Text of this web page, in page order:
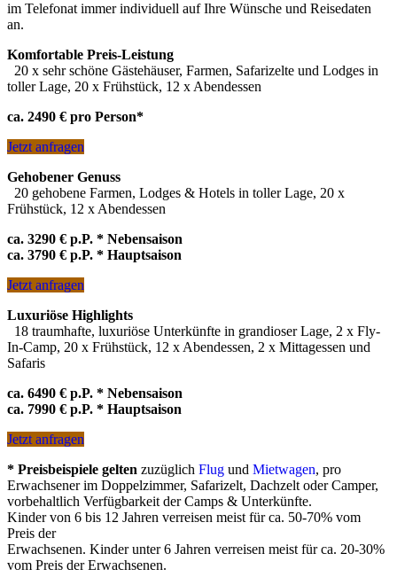
Kalahari– die roten Dünen
zu Wasser und in der Luft
Erongo & Brandberg– Wildnis & Weite
Damara-Land– Tausendjährige Geschichte
Völkern
San– mit den Ur-Einwohnern Namibias unterwegs
Route
Über Namibia schweben– Rundflüge und Ballonfahrten
Duwisib– Geschichten um Namibias einziges Schloss
– quirlig und beschaulich zugleich
Umplanungen und weitere Alternativen gern auf Anfrage
im Telefonat immer individuell auf Ihre Wünsche und Reisedaten
an.
Komfortable Preis-Leistung
20 x sehr schöne Gästehäuser, Farmen, Safarizelte und Lodges in
toller Lage, 20 x Frühstück, 12 x Abendessen
ca. 2490 € pro Person*
Jetzt anfragen
Gehobener Genuss
20 gehobene Farmen, Lodges & Hotels in toller Lage, 20 x
Frühstück, 12 x Abendessen
ca. 3290 € p.P. * Nebensaison
ca. 3790 € p.P. * Hauptsaison
Jetzt anfragen
Luxuriöse Highlights
18 traumhafte, luxuriöse Unterkünfte in grandioser Lage, 2 x Fly-
In-Camp, 20 x Frühstück, 12 x Abendessen, 2 x Mittagessen und
Safaris
ca. 6490 € p.P. * Nebensaison
ca. 7990 € p.P. * Hauptsaison
Jetzt anfragen
* Preisbeispiele gelten zuzüglich Flug und Mietwagen, pro
Erwachsener im Doppelzimmer, Safarizelt, Dachzelt oder Camper,
vorbehaltlich Verfügbarkeit der Camps & Unterkünfte.
Kinder von 6 bis 12 Jahren verreisen meist für ca. 50-70% vom
Preis der
Erwachsenen. Kinder unter 6 Jahren verreisen meist für ca. 20-30%
vom Preis der Erwachsenen.